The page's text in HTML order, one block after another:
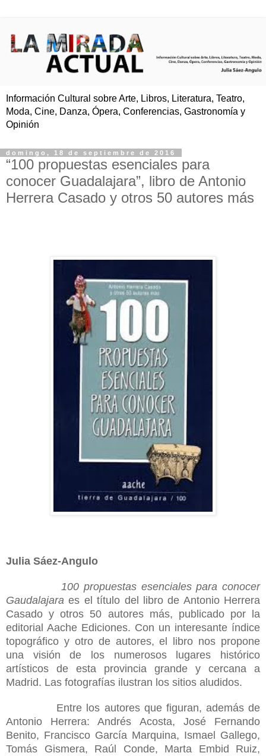
Información Cultural sobre Arte, Libros, Literatura, Teatro,
Moda, Cine, Danza, Ópera, Conferencias, Gastronomía y
Opinión
domingo, 18 de septiembre de 2016
“100 propuestas esenciales para
conocer Guadalajara”, libro de Antonio
Herrera Casado y otros 50 autores más
Julia Sáez-Angulo
100 propuestas esenciales para conocer
Gaudalajara es el título del libro de Antonio Herrera
Casado y otros 50 autores más, publicado por la
editorial Aache Ediciones. Con un interesante índice
topográfico y otro de autores, el libro nos propone
una visión de los numerosos lugares histórico
artísticos de esta provincia grande y cercana a
Madrid. Las fotografías ilustran los sitios aludidos.
Entre los autores que figuran, además de
Antonio Herrera: Andrés Acosta, José Fernando
Benito, Francisco García Marquina, Ismael Gallego,
Tomás Gismera, Raúl Conde, Marta Embid Ruiz,